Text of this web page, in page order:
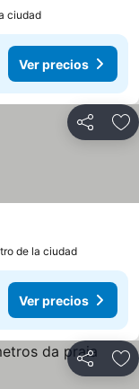
ciudad
Ver precios
Compartir
de la ciudad
Ver precios
Compartir